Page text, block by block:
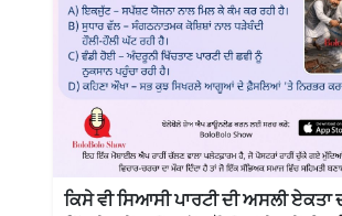
ਕਿਸੇ ਵੀ ਸਿਆਸੀ ਪਾਰਟੀ ਦੀ ਅਸਲੀ ਏਕਤਾ